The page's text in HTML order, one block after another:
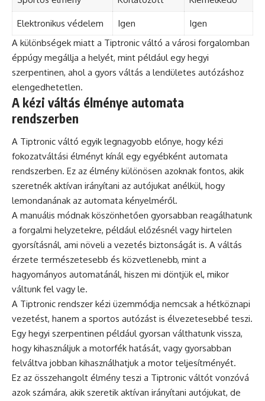
Elektronikus védelem Igen
Igen
A különbségek miatt a Tiptronic váltó a városi forgalomban
éppúgy megállja a helyét, mint például egy hegyi
szerpentinen, ahol a gyors váltás a lendületes autózáshoz
elengedhetetlen.
A kézi váltás élménye automata
rendszerben
A Tiptronic váltó egyik legnagyobb előnye, hogy kézi
fokozatváltási élményt kínál egy egyébként automata
rendszerben. Ez az élmény különösen azoknak fontos, akik
szeretnék aktívan irányítani az autójukat anélkül, hogy
lemondanának az automata kényelméről.
A manuális módnak köszönhetően gyorsabban reagálhatunk
a forgalmi helyzetekre, például előzésnél vagy hirtelen
gyorsításnál, ami növeli a vezetés biztonságát is. A váltás
érzete természetesebb és közvetlenebb, mint a
hagyományos automatánál, hiszen mi döntjük el, mikor
váltunk fel vagy le.
A Tiptronic rendszer kézi üzemmódja nemcsak a hétköznapi
vezetést, hanem a sportos autózást is élvezetesebbé teszi.
Egy hegyi szerpentinen például gyorsan válthatunk vissza,
hogy kihasználjuk a motorfék hatását, vagy gyorsabban
felváltva jobban kihasználhatjuk a motor teljesítményét.
Ez az összehangolt élmény teszi a Tiptronic váltót vonzóvá
azok számára, akik szeretik aktívan irányítani autójukat, de